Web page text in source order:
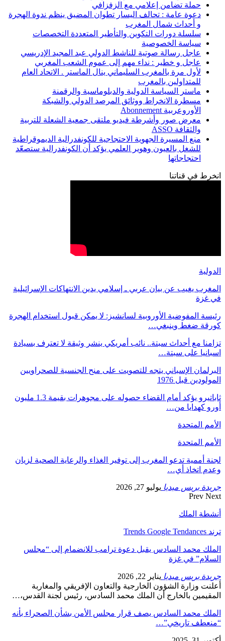
حملة تضامن إعلامي مع الزفزافي
دعوة عامة : تحالف اليسار تطوان المضيق ينظم ندوة الهجرة
و أحداث شمال المغرب
سلسلة دورات التكوين والتأطير المتعددة التخصصات
سياسة الخصوصية
عاجل رسالة صوتية للناشط الدولي عبد المجيد الإدريسي
عاجل و خطير : نداء مهم إلى عموم الشعب المغربي
لأول مرة بالمغرب السليماني ينال الماستر . الاتحاد العام
للمتداولين بالمغرب
ماستر السياسة الدولية والدبلوماسية والرقمنة
مسطرة الانخراط ووثائق المرصد الدولي والشبكة
الأوروعربية Abonnement
معرض صور وأشرطة فيديو ملتقى جمعية الشعلة للتربية
والثقافة ASSO
منع المسيرة الجهوية الاحتجاجية للكونفدرالية الديموقراطية
للشغل بالعيون وهوير العلمي يؤكد أن الكونفدرالية ستصعّد
احتجاجاتها
انخرط في قناتنا
الدولية
المغرب يغيب عن بيان عربي ـ إسلامي يدين الانتهاكات الإسرائيلية
في غزة
رئيسة المفوضية الأوروبية لسانشيز: لا يمكن قبول استخدام الهجرة
كورقة ضغط وينبغي…
تزامنا مع أحداث سبتة.. نائب أمريكي ينشر وثيقة لا تعترف بسيادة
اسبانيا على سبتة…
البرلمان الإسباني يتجه للتصويت على منح الجنسية للصحراويين
المولودين قبل 1976
ثاباتيرو يؤكد أمام القضاء حصوله على مجوهرات بقيمة 1.3 مليون
أورو كهدايا من…
الأمم المتحدة
الأمم المتحدة
لجنة أممية تدعو المغرب إلى توفير الغذاء والرعاية الصحية لزيان
وعدم اتخاذ أي…
جريدة بريس ميديا يوليو 27, 2026
Prev Next
أنشطة الملك
ترند Trends Google Tendances
الملك محمد السادس يقبل دعوة ترامب للانضمام إلى “مجلس
السلام” في غزة
جريدة بريس ميديا يناير 22, 2026
أعلنت وزارة الشؤون الخارجية والتعاون الإفريقي والمغاربة
المقيمين بالخارج أن الملك محمد السادس، رئيس لجنة القدس،…
الملك محمد السادس يصف قرار مجلس الأمن بشأن الصحراء بأنه
“منعطف تاريخي”…